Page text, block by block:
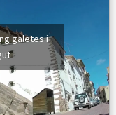
galetes i